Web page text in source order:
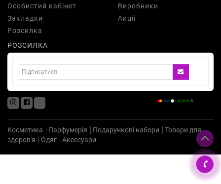
Особистий кабінет
Закладки
Розсилка
Виробники
Акції
РОЗСИЛКА
Косметика Парфумерія Подарункові набори
Товари для
здоров'я
Одяг Аксесуари